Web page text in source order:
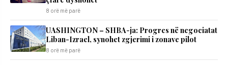
8 orë më parë
UASHINGTON – SHBA-ja: Progres në negociatat
Liban-Izrael, synohet zgjerimi i zonave pilot
8 orë më parë